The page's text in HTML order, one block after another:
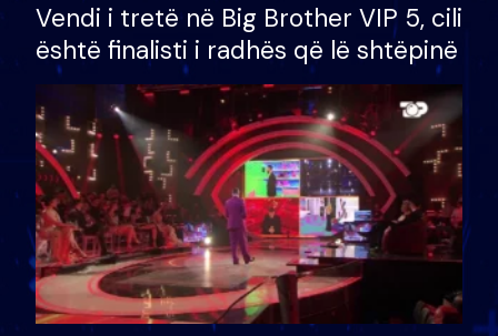
Vendi i tretë në Big Brother VIP 5, cili
është finalisti i radhës që lë shtëpinë